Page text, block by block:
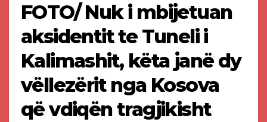
FOTO/ Nuk i mbijetuan
aksidentit te Tuneli i
Kalimashit, këta janë dy
vëllezërit nga Kosova
që vdiqën tragjikisht